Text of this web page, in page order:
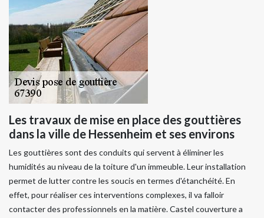
Les travaux de mise en place des gouttières
dans la ville de Hessenheim et ses environs
Les gouttières sont des conduits qui servent à éliminer les
humidités au niveau de la toiture d'un immeuble. Leur installation
permet de lutter contre les soucis en termes d'étanchéité. En
effet, pour réaliser ces interventions complexes, il va falloir
contacter des professionnels en la matière. Castel couverture a